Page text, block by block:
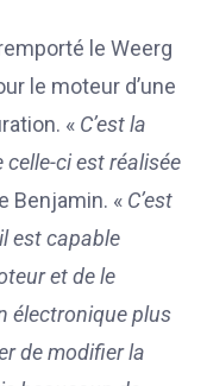
le Weerg
le moteur d’une
« C’est la
celle-ci est réalisée
Benjamin. « C’est
est capable
et de le
électronique plus
de modifier la